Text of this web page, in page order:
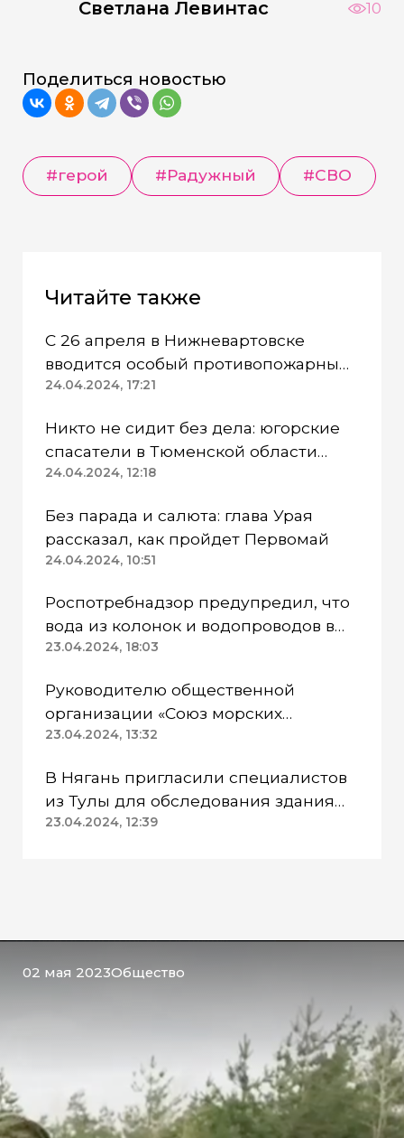
Светлана Левинтас 10
Поделиться новостью
#герой #Радужный #СВО
Читайте также
С 26 апреля в Нижневартовске
вводится особый противопожарный
режим
24.04.2024, 17:21
Никто не сидит без дела: югорские
спасатели в Тюменской области
работают в две смены
24.04.2024, 12:18
Без парада и салюта: глава Урая
рассказал, как пройдет Первомай
24.04.2024, 10:51
Роспотребнадзор предупредил, что
вода из колонок и водопроводов в
Казанском районе непригодна для
23.04.2024, 18:03
Руководителю общественной
организации «Союз морских
пехотинцев» Югры вынесли
23.04.2024, 13:32
В Нягань пригласили специалистов
из Тулы для обследования здания
ДК «Геолог»
23.04.2024, 12:39
02 мая 2023Общество